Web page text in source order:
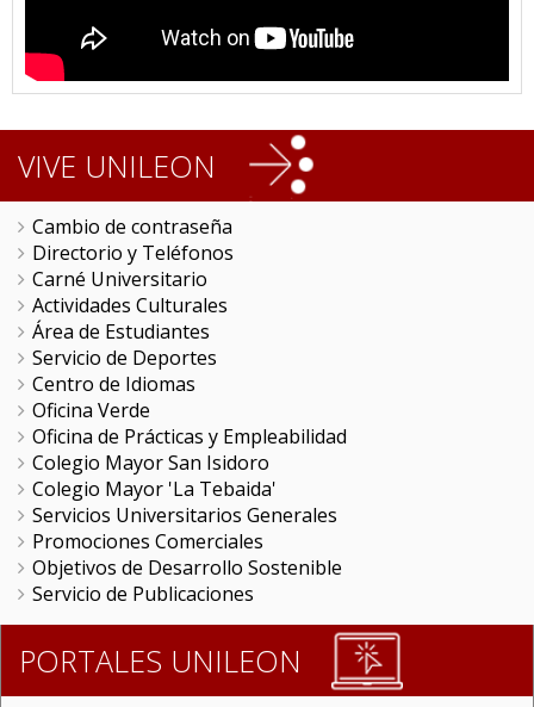
VIVE UNILEON
Cambio de contraseña
Directorio y Teléfonos
Carné Universitario
Actividades Culturales
Área de Estudiantes
Servicio de Deportes
Centro de Idiomas
Oficina Verde
Oficina de Prácticas y Empleabilidad
Colegio Mayor San Isidoro
Colegio Mayor 'La Tebaida'
Servicios Universitarios Generales
Promociones Comerciales
Objetivos de Desarrollo Sostenible
Servicio de Publicaciones
PORTALES UNILEON